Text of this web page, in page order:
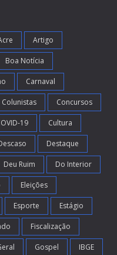
Artigo
Boa Notícia
Carnaval
Colunistas Concursos
19 Cultura
Destaque
Deu Ruim Do Interior
Eleições
Esporte Estágio
Fiscalização
Gospel IBGE